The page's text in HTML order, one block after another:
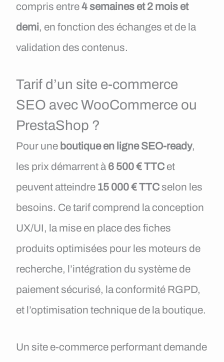
compris entre4 semaines et 2 mois et
demi, en fonction des échanges et de la
validation des contenus.
Tarif d’un site e-commerce
SEO avec WooCommerce ou
PrestaShop ?
Pour une boutique en ligne SEO-ready,
les prix démarrent à 6 500 € TTC et
peuvent atteindre 15 000 € TTCselon les
besoins. Ce tarif comprend la conception
UX/UI, la mise en place des fiches
produits optimisées pour les moteurs de
recherche, l’intégration du système de
paiement sécurisé, la conformité RGPD,
et l’optimisation technique de la boutique.
Un site e-commerce performant demande